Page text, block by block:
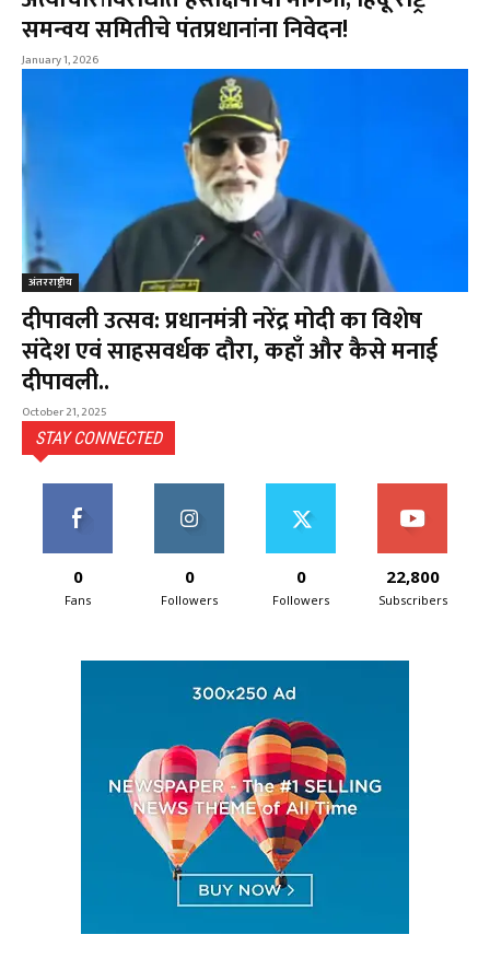
समन्वय समितीचे पंतप्रधानांना निवेदन!
January 1, 2026
अंतरराष्ट्रीय
दीपावली उत्सव: प्रधानमंत्री नरेंद्र मोदी का विशेष
संदेश एवं साहसवर्धक दौरा, कहाँ और कैसे मनाई
दीपावली..
October 21, 2025
STAY CONNECTED
0
Fans
0
Followers
0
Followers
22,800
Subscribers